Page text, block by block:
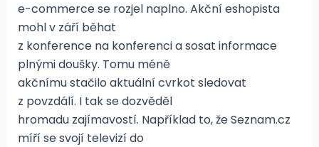
e-commerce se rozjel naplno. Akční eshopista
mohl v září běhat
z konference na konferenci a sosat informace
plnými doušky. Tomu méně
akčnímu stačilo aktuální cvrkot sledovat
z povzdálí. I tak se dozvěděl
hromadu zajímavostí. Například to, že Seznam.cz
míří se svojí televizí do